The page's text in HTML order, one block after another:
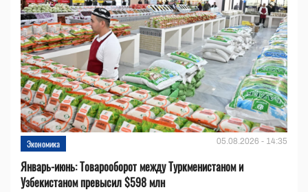
Экономика 05.08.2026 - 14:35
Январь-июнь: Товарооборот между Туркменистаном и
Узбекистаном превысил $598 млн